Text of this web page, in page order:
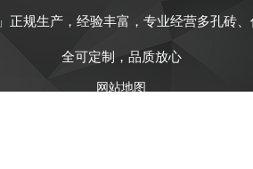
」正规生产， 经验丰富 ， 专业经营多孔砖
全可定制，品质放心
网站地图